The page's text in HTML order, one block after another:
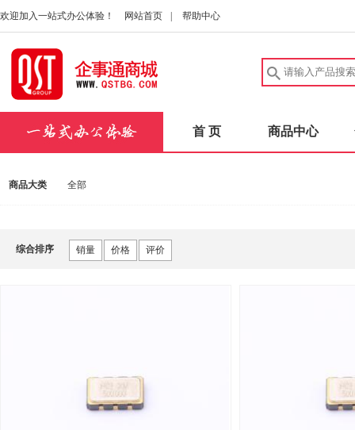
欢迎加入一站式办公体验！ 网站首页 帮助中心
首 页 商品中心
商品大类 全部
综合排序 销量 价格 评价